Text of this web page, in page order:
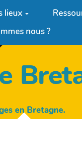
lieux
nous ?
en Bretagne.